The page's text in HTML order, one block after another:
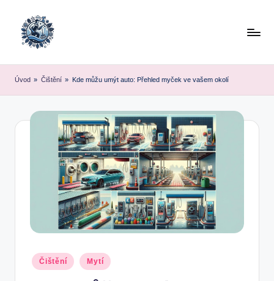
Úvod » Čištění » Kde můžu umýt auto: Přehled myček ve vašem okolí
Posted
in
Čištění Mytí